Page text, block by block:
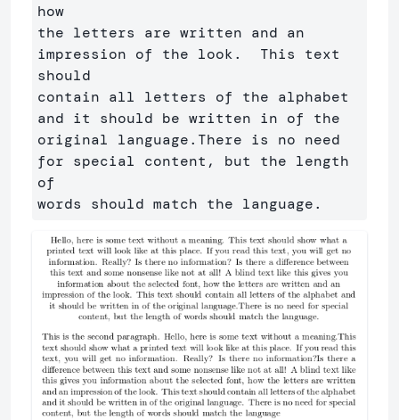
how
the letters are written and an
impression of the look.  This text
should
contain all letters of the alphabet
and it should be written in of the
original language.There is no need
for special content, but the length
of